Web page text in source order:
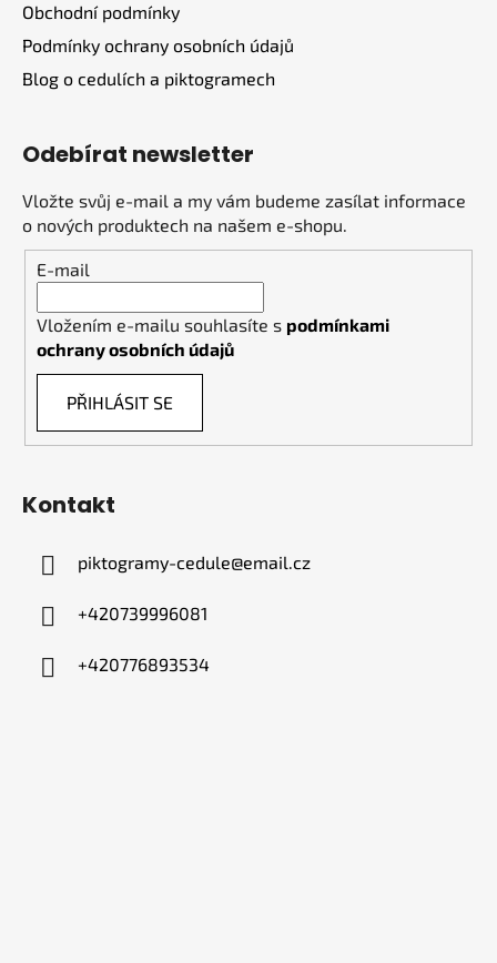
Obchodní podmínky
Podmínky ochrany osobních údajů
Blog o cedulích a piktogramech
Odebírat newsletter
Vložte svůj e-mail a my vám budeme zasílat informace
o nových produktech na našem e-shopu.
E-mail
Vložením e-mailu souhlasíte s podmínkami
ochrany osobních údajů
PŘIHLÁSIT SE
Kontakt
piktogramy-cedule@email.cz
+420739996081
+420776893534